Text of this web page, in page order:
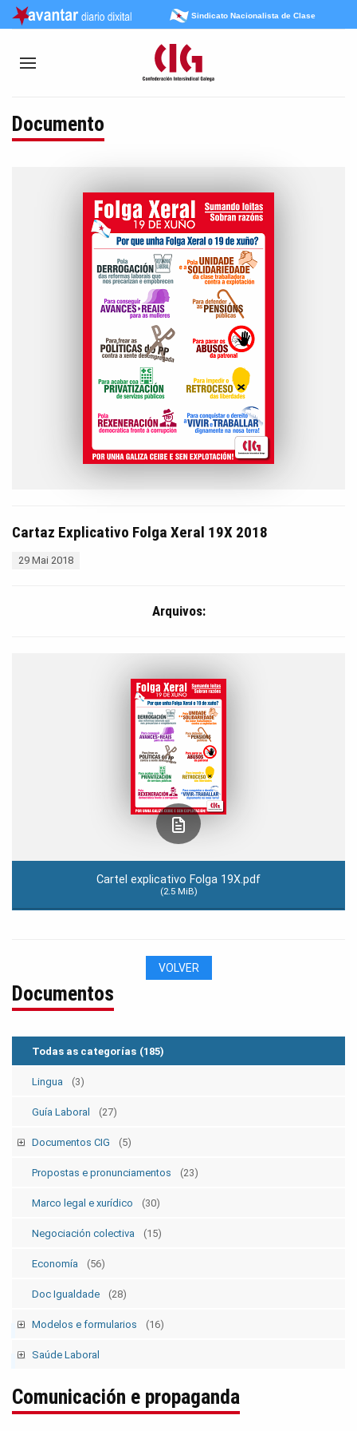
Sindicato Nacionalista de Clase
Documento
Cartaz Explicativo Folga Xeral 19X 2018
29 Mai 2018
Arquivos:
Cartel explicativo Folga 19X.pdf
(2.5 MiB)
VOLVER
Documentos
Todas as categorías (185)
Lingua (3)
Guía Laboral (27)
Documentos CIG (5)
Estatutos (5)
Propostas e pronunciamentos (23)
Marco legal e xurídico (30)
Negociación colectiva (15)
Economía (56)
Doc Igualdade (28)
Modelos e formularios (16)
Modelos SolicitudesPermisos
Saúde Laboral
Publicacións 2
Comunicación e propaganda